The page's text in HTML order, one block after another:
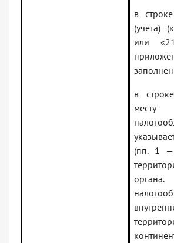
в
(учета)
или
в
месту
(пп. 1